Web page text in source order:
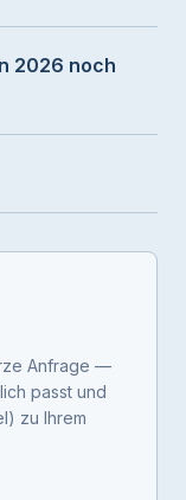
2026 noch
Anfrage —
passt und
zu Ihrem